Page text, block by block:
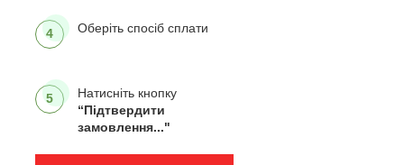
4 Оберіть спосіб сплати
5
Натисніть кнопку
“Підтвердити
замовлення..."